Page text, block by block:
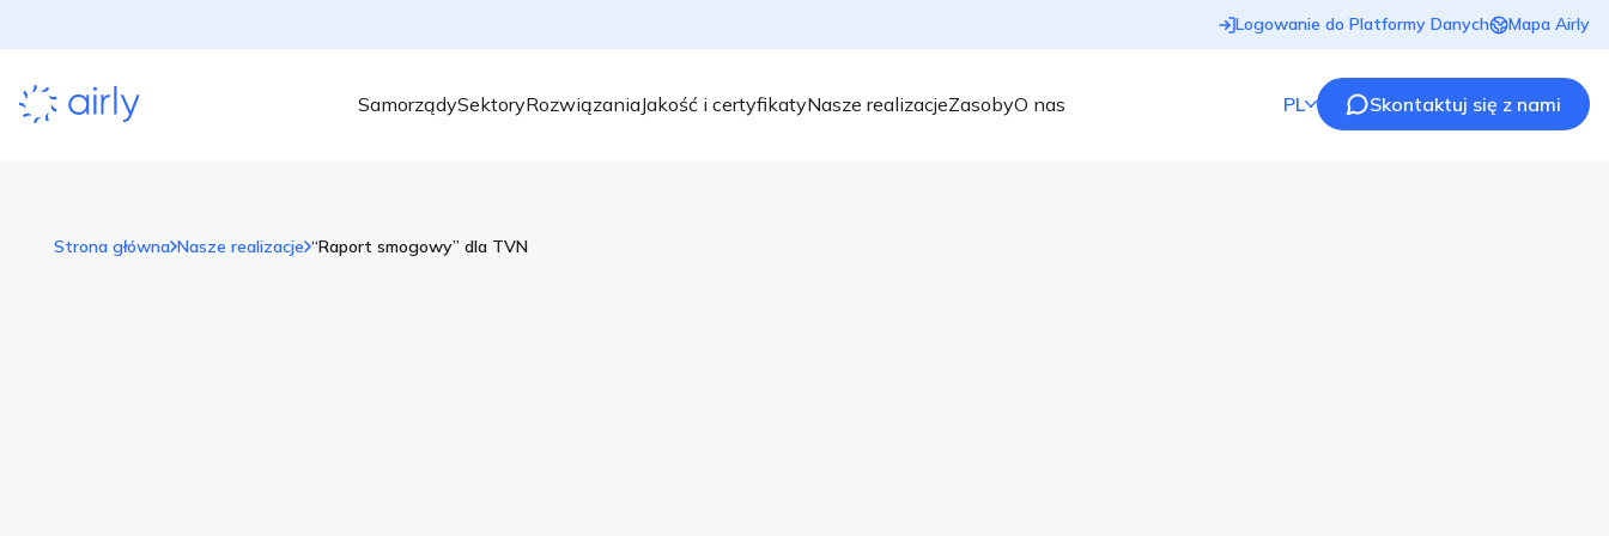
Logowanie do Platformy Danych Mapa Airly
SamorządySektoryRozwiązaniaJakość i certyfikatyNasze realizacjeZasobyO nas PL Skontaktuj się z nami
Strona główna Nasze realizacje “Raport smogowy” dla TVN